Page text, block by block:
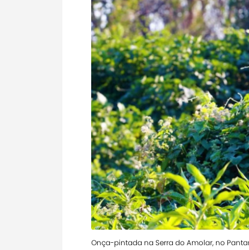
Onça-pintada na Serra do Amolar, no